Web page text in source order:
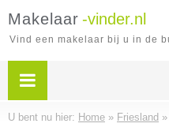
Makelaar -vinder.nl
Vind een makelaar bij u in de
U bent nu hier: Home » Friesland »